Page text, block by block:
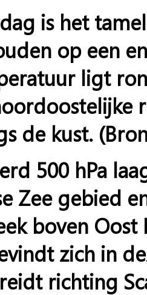
is het
op een
ligt
de kust.
500 hPa
Zee gebied
boven
zich in
richting